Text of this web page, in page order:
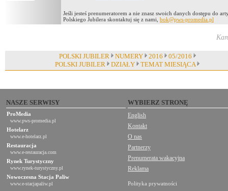
Jeśli jesteś prenumeratorem a nie znasz swoich danych dostępu do
Polskiego Jubilera skontaktuj się z nami, bok@pws-promedia.pl
POLSKI JUBILER NUMERY 2016
05/2016
POLSKI JUBILER
DZIAŁY TEMAT MIESIĄCA
NASZE SERWISY
ProMedia
www.pws-promedia.pl
Hotelarz
www.e-hotelarz.pl
Restauracja
www.e-restauracja.com
Rynek Turystyczny
www.rynek-turystyczny.pl
Nowoczesna Stacja Paliw
www.e-stacjapaliw.pl
WYBIERZ STRONĘ
English
Kontakt
O nas
Partnerzy
Prenumerata wakacyjna
Reklama
Polityka prywatności